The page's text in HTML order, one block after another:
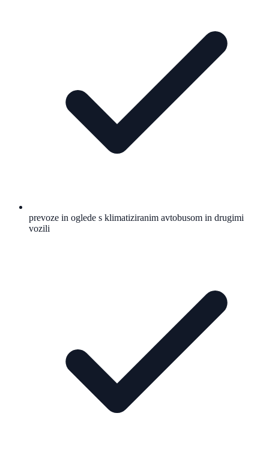
prevoze in oglede s klimatiziranim avtobusom in drugimi
vozili